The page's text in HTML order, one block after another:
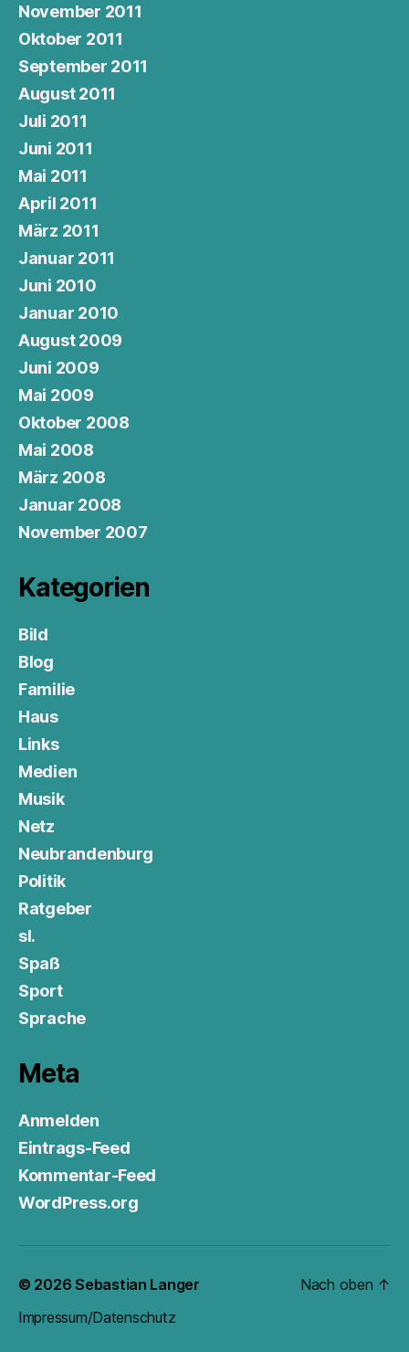
November 2011
Oktober 2011
September 2011
August 2011
Juli 2011
Juni 2011
Mai 2011
April 2011
März 2011
Januar 2011
Juni 2010
Januar 2010
August 2009
Juni 2009
Mai 2009
Oktober 2008
Mai 2008
März 2008
Januar 2008
November 2007
Kategorien
Bild
Blog
Familie
Haus
Links
Medien
Musik
Netz
Neubrandenburg
Politik
Ratgeber
sl.
Spaß
Sport
Sprache
Meta
Anmelden
Eintrags-Feed
Kommentar-Feed
WordPress.org
© 2026Sebastian Langer
Impressum/Datenschutz
Nach oben ↑